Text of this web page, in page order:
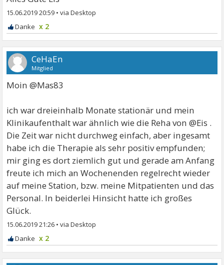
15.06.2019 20:59 •
x 2
CeHaEn
Mitglied
Moin @Mas83
ich war dreieinhalb Monate stationär und mein
Klinikaufenthalt war ähnlich wie die Reha von @Eis .
Die Zeit war nicht durchweg einfach, aber ingesamt
habe ich die Therapie als sehr positiv empfunden;
mir ging es dort ziemlich gut und gerade am Anfang
freute ich mich an Wochenenden regelrecht wieder
auf meine Station, bzw. meine Mitpatienten und das
Personal. In beiderlei Hinsicht hatte ich großes
Glück.
15.06.2019 21:26 •
x 2